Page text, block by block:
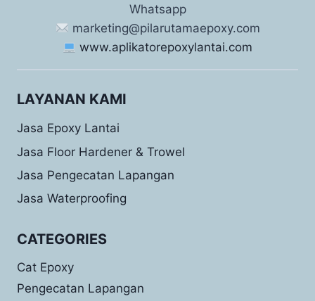
Whatsapp
marketing@pilarutamaepoxy.com
www.aplikatorepoxylantai.com
LAYANAN KAMI
Jasa Epoxy Lantai
Jasa Floor Hardener & Trowel
Jasa Pengecatan Lapangan
Jasa Waterproofing
CATEGORIES
Cat Epoxy
Pengecatan Lapangan